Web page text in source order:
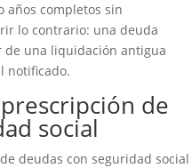
años completos sin
lo contrario: una deuda
una liquidación antigua
notificado.
de
social
deudas con seguridad social